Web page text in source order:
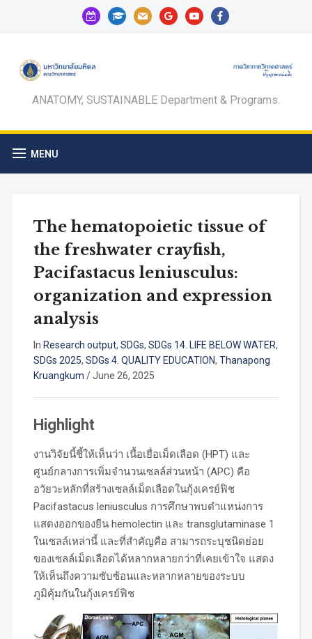
calendar-
check-
graduation-
cap
mail googleyoutubefacebook
ANATOMY, SUSTAINABLE Department & Programs.
MENU
The hematopoietic tissue of
the freshwater crayfish,
Pacifastacus leniusculus:
organization and expression
analysis
In Research output, SDGs, SDGs 14. LIFE BELOW WATER,
SDGs 2025, SDGs 4. QUALITY EDUCATION, Thanapong
Kruangkum /June 26, 2025
Highlight
งานวิจัยนี้ชี้ให้เห็นว่า เนื้อเยื่อเม็ดเลือด (HPT) และ
ศูนย์กลางการเพิ่มจำนวนเซลล์ส่วนหน้า (APC) คือ
อวัยวะหลักที่สร้างเซลล์เม็ดเลือดในกุ้งเครย์ฟิช
Pacifastacus leniusculus การศึกษาพบตำแหน่งการ
แสดงออกของยีน hemolectin และ transglutaminase 1
ในเซลล์เหล่านี้ และที่สำคัญคือ สามารถระบุชนิดย่อย
ของเซลล์เม็ดเลือดได้หลากหลายกว่าที่เคยเข้าใจ แสดง
ให้เห็นถึงความซับซ้อนและหลากหลายของระบบ
ภูมิคุ้มกันในกุ้งเครย์ฟิช